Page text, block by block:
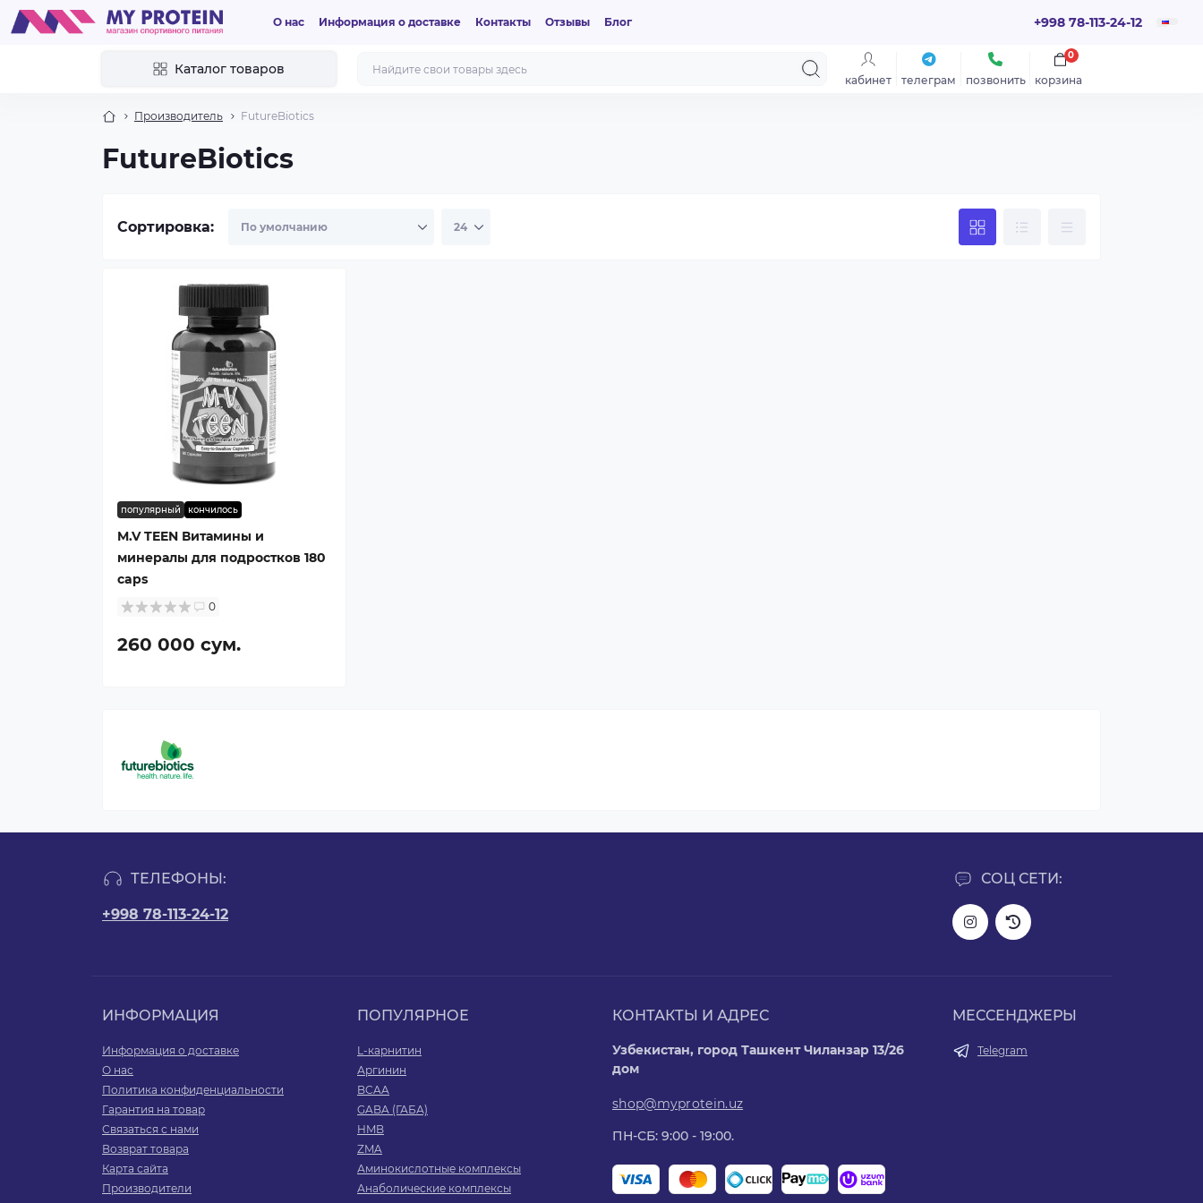
О нас Информация о доставке Контакты Отзывы Блог +998 78-113-24-12
Каталог товаров
кабинет телеграм позвонить корзина
0
Производитель FutureBiotics
FutureBiotics
Сортировка:
популярный кончилось
M.V TEEN Витамины и
минералы для подростков 180
caps
0
260 000 сум.
ТЕЛЕФОНЫ:
+998 78-113-24-12
СОЦ СЕТИ:
ИНФОРМАЦИЯ
Информация о доставке
О нас
Политика конфиденциальности
Гарантия на товар
Связаться с нами
Возврат товара
Карта сайта
Производители
ПОПУЛЯРНОЕ
L-карнитин
Аргинин
BCAA
GABA (ГАБА)
HMB
ZMA
Аминокислотные комплексы
Анаболические комплексы
КОНТАКТЫ И АДРЕС
Узбекистан, город Ташкент Чиланзар 13/26
дом
shop@myprotein.uz
ПН-СБ: 9:00 - 19:00.
МЕССЕНДЖЕРЫ
Telegram